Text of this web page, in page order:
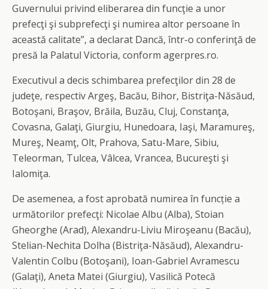
Guvernului privind eliberarea din funcţie a unor
prefecţi şi subprefecţi şi numirea altor persoane în
această calitate”, a declarat Dancă, într-o conferinţă de
presă la Palatul Victoria, conform agerpres.ro.
Executivul a decis schimbarea prefecţilor din 28 de
judeţe, respectiv Argeş, Bacău, Bihor, Bistriţa-Năsăud,
Botoşani, Braşov, Brăila, Buzău, Cluj, Constanţa,
Covasna, Galaţi, Giurgiu, Hunedoara, Iaşi, Maramureş,
Mureş, Neamţ, Olt, Prahova, Satu-Mare, Sibiu,
Teleorman, Tulcea, Vâlcea, Vrancea, Bucureşti şi
Ialomiţa.
De asemenea, a fostaprobată numirea în funcție a
următorilor prefecţi: Nicolae Albu (Alba), Stoian
Gheorghe (Arad), Alexandru-Liviu Miroşeanu (Bacău),
Stelian-Nechita Dolha (Bistriţa-Năsăud), Alexandru-
Valentin Colbu (Botoşani), Ioan-Gabriel Avramescu
(Galaţi), Aneta Matei (Giurgiu), Vasilică Potecă